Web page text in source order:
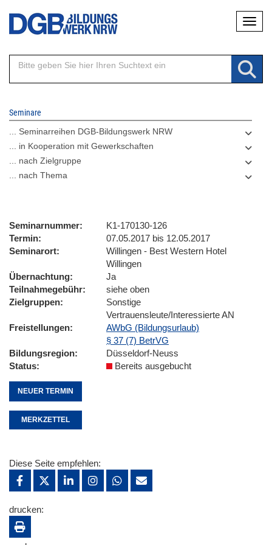
Direkt
Inhalt
Seminare
... Seminarreihen DGB-Bildungswerk NRW
... in Kooperation mit Gewerkschaften
... nach Zielgruppe
... nach Thema
Seminarnummer
K1-170130-126
Termin
07.05.2017 bis 12.05.2017
Seminarort
Willingen - Best Western Hotel
Willingen
Übernachtung
Ja
Teilnahmegebühr
siehe oben
Zielgruppen
Sonstige
Vertrauensleute/Interessierte AN
Freistellungen
AWbG (Bildungsurlaub)
§ 37 (7) BetrVG
Bildungsregion
Düsseldorf-Neuss
Status
Bereits ausgebucht
NEUER TERMIN
MERKZETTEL
Diese Seite empfehlen:
drucken: